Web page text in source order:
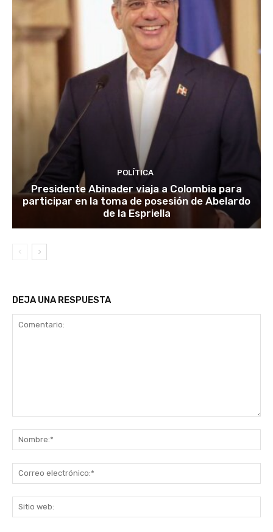
POLÍTICA
Presidente Abinader viaja a Colombia para
participar en la toma de posesión de Abelardo
de la Espriella
DEJA UNA RESPUESTA